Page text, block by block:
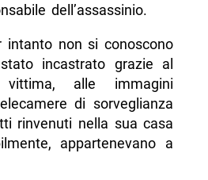
dell’assassinio.
intanto non si conoscono
incastrato grazie al
alle immagini
di sorveglianza
rinvenuti nella sua casa
appartenevano a